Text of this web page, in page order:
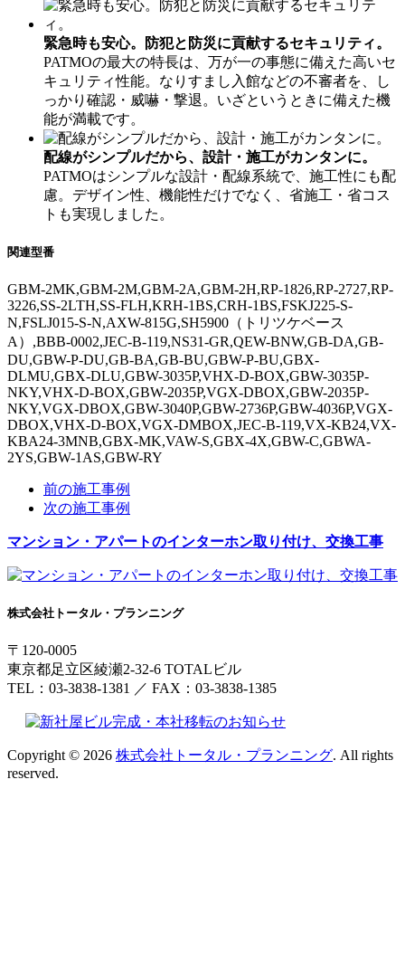
緊急時も安心。防犯と防災に貢献するセキュリティ。
PATMOの最大の特長は、万が一の事態に備えた高いセ
キュリティ性能。なりすまし入館などの不審者を、し
っかり確認・威嚇・撃退。いざというときに備えた機
能が満載です。
配線がシンプルだから、設計・施工がカンタンに。
PATMOはシンプルな設計・配線系統で、施工性にも配
慮。デザイン性、機能性だけでなく、省施工・省コス
トも実現しました。
関連型番
GBM-2MK,GBM-2M,GBM-2A,GBM-2H,RP-1826,RP-2727,RP-
3226,SS-2LTH,SS-FLH,KRH-1BS,CRH-1BS,FSKJ225-S-
N,FSLJ015-S-N,AXW-815G,SH5900（トリツケベース
A）,BBB-0002,JEC-B-119,NS31-GR,QEW-BNW,GB-DA,GB-
DU,GBW-P-DU,GB-BA,GB-BU,GBW-P-BU,GBX-
DLMU,GBX-DLU,GBW-3035P,VHX-D-BOX,GBW-3035P-
NKY,VHX-D-BOX,GBW-2035P,VGX-DBOX,GBW-2035P-
NKY,VGX-DBOX,GBW-3040P,GBW-2736P,GBW-4036P,VGX-
DBOX,VHX-D-BOX,VGX-DMBOX,JEC-B-119,VX-KB24,VX-
KBA24-3MNB,GBX-MK,VAW-S,GBX-4X,GBW-C,GBWA-
2YS,GBW-1AS,GBW-RY
前の施工事例
次の施工事例
マンション・アパートのインターホン取り付け、交換工事
株式会社トータル・プランニング
〒120-0005
東京都足立区綾瀬2-32-6 TOTALビル
TEL：03-3838-1381 ／ FAX：03-3838-1385
Copyright © 2026 株式会社トータル・プランニング. All rights
reserved.